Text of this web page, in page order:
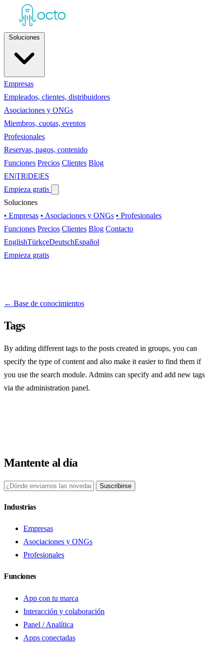
Empresas
Empleados, clientes, distribuidores
Asociaciones y ONGs
Miembros, cuotas, eventos
Profesionales
Reservas, pagos, contenido
Funciones Precios Clientes Blog
EN|TR|DE|ES
Empieza gratis
Soluciones
• Empresas • Asociaciones y ONGs • Profesionales
Funciones Precios Clientes Blog Contacto
EnglishTürkçeDeutschEspañol
Empieza gratis
← Base de conocimientos
Tags
By adding different tags to the posts created in groups, you can
specify the type of content and also make it easier to find them if
you use the search module. Admins can specify and add new tags
via the administration panel.
Mantente al día
Suscribirse
Industrias
Empresas
Asociaciones y ONGs
Profesionales
Funciones
App con tu marca
Interacción y colaboración
Panel / Analítica
Apps conectadas